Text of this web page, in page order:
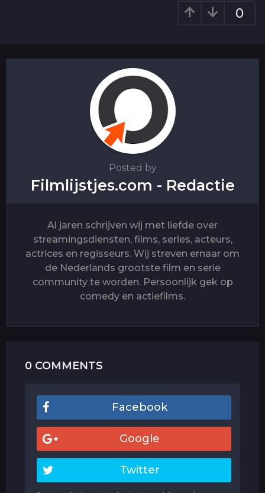
o
0
Posted by
Filmlijstjes.com - Redactie
Al jaren schrijven wij met liefde over
streamingsdiensten, films, series, acteurs,
actrices en regisseurs. Wij streven ernaar om
de Nederlands grootste film en serie
community te worden. Persoonlijk gek op
comedy en actiefilms.
0 COMMENTS
Facebook
Google
Twitter